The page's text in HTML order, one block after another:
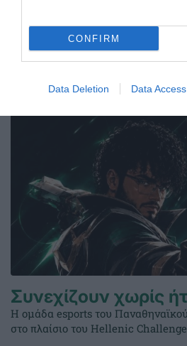
CONFIRM
Data Deletion Data Access
Συνεχίζουν χωρίς
Η ομάδα esports του
στο πλαίσιο του Hellenic